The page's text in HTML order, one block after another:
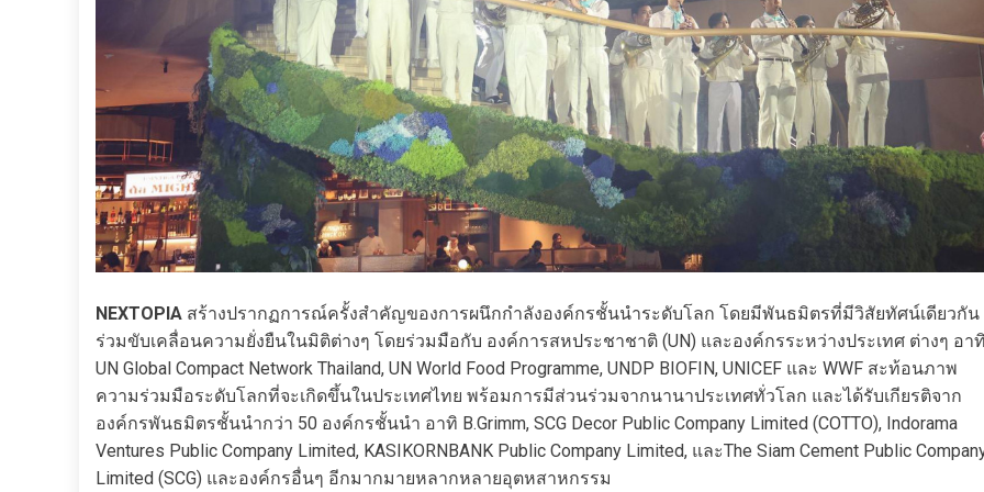
NEXTOPIA สร้างปรากฏการณ์ครั้งสำคัญของการผนึกกำลังองค์กรชั้นนำระดับโลก โดยมีพันธมิตรที่มีวิสัยทัศน์เดียวกัน
ร่วมขับเคลื่อนความยั่งยืนในมิติต่างๆ โดยร่วมมือกับ องค์การสหประชาชาติ (UN) และองค์กรระหว่างประเทศ ต่างๆ อา
UN Global Compact Network Thailand, UN World Food Programme, UNDP BIOFIN, UNICEF และ WWF สะท้อนภาพ
ความร่วมมือระดับโลกที่จะเกิดขึ้นในประเทศไทย พร้อมการมีส่วนร่วมจากนานาประเทศทั่วโลก และได้รับเกียรติจาก
องค์กรพันธมิตรชั้นนำกว่า 50 องค์กรชั้นนำ อาทิ B.Grimm, SCG Decor Public Company Limited (COTTO), Indorama
Ventures Public Company Limited, KASIKORNBANK Public Company Limited, และThe Siam Cement Public
Limited (SCG) และองค์กรอื่นๆ อีกมากมายหลากหลายอุตหสาหกรรม